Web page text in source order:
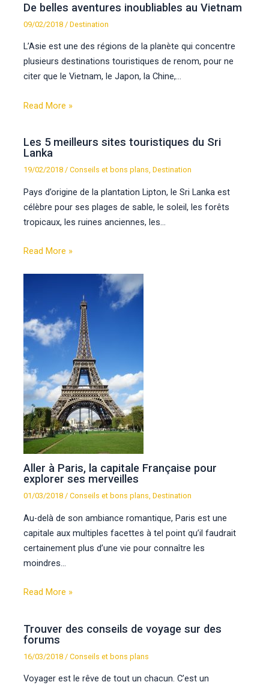
De belles aventures inoubliables au Vietnam
09/02/2018 /Destination
L’Asie est une des régions de la planète qui concentre
plusieurs destinations touristiques de renom, pour ne
citer que le Vietnam, le Japon, la Chine,…
Read More »
Les 5 meilleurs sites touristiques du Sri
Lanka
19/02/2018/Conseils et bons plans,Destination
Pays d’origine de la plantation Lipton, le Sri Lanka est
célèbre pour ses plages de sable, le soleil, les forêts
tropicaux, les ruines anciennes, les…
Read More »
Aller à Paris, la capitale Française pour
explorer ses merveilles
01/03/2018/Conseils et bons plans,Destination
Au-delà de son ambiance romantique, Paris est une
capitale aux multiples facettes à tel point qu’il faudrait
certainement plus d’une vie pour connaître les
moindres…
Read More »
Trouver des conseils de voyage sur des
forums
16/03/2018 /Conseils et bons plans
Voyager est le rêve de tout un chacun. C’est un